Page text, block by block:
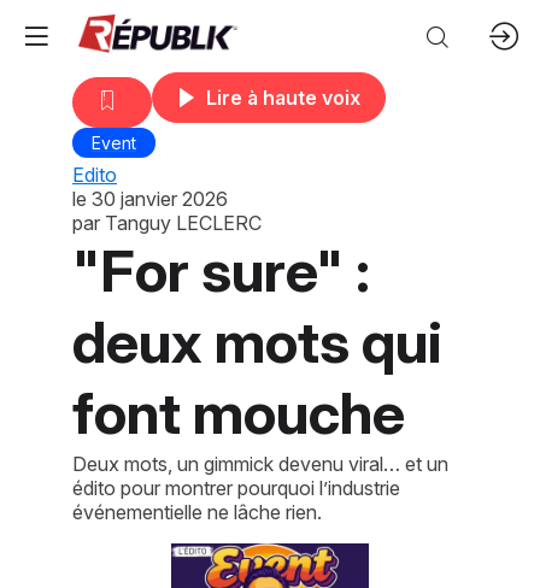
Lire à haute voix
Event
Edito
le 30 janvier 2026
par Tanguy LECLERC
"For sure" :
deux mots qui
font mouche
Deux mots, un gimmick devenu viral… et un
édito pour montrer pourquoi l’industrie
événementielle ne lâche rien.